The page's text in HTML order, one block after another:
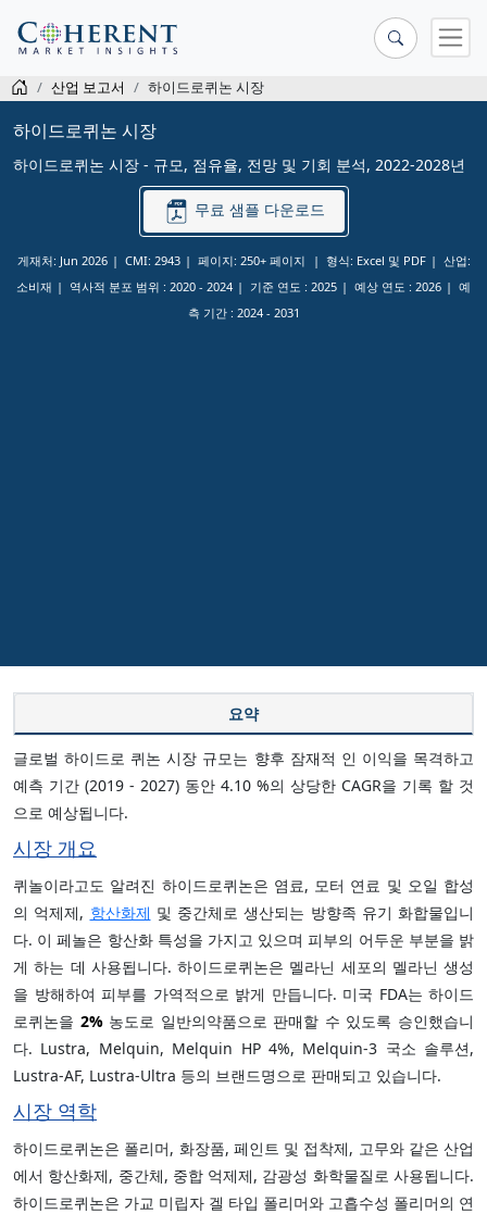
산업 보고서 하이드로퀴논 시장
하이드로퀴논 시장
하이드로퀴논 시장 - 규모, 점유율, 전망 및 기회 분석, 2022-2028년
무료 샘플 다운로드
게재처: Jun 2026 CMI: 2943 페이지: 250+ 페이지 형식: Excel 및 PDF
산업:
소비재
역사적 분포 범위 : 2020 - 2024 기준 연도 : 2025 예상 연도 : 2026
예
측 기간 : 2024 - 2031
요약
글로벌 하이드로 퀴논 시장 규모는 향후 잠재적 인 이익을 목격하고
예측 기간 (2019 - 2027) 동안 4.10 %의 상당한 CAGR을 기록 할 것
으로 예상됩니다.
시장 개요
퀴놀이라고도 알려진 하이드로퀴논은 염료, 모터 연료 및 오일 합성
의 억제제, 항산화제 및 중간체로 생산되는 방향족 유기 화합물입니
다. 이 페놀은 항산화 특성을 가지고 있으며 피부의 어두운 부분을 밝
게 하는 데 사용됩니다. 하이드로퀴논은 멜라닌 세포의 멜라닌 생성
을 방해하여 피부를 가역적으로 밝게 만듭니다. 미국 FDA는 하이드
로퀴논을 2%농도로 일반의약품으로 판매할 수 있도록 승인했습니
다. Lustra, Melquin, Melquin HP 4%, Melquin-3 국소 솔루션,
Lustra-AF, Lustra-Ultra 등의 브랜드명으로 판매되고 있습니다.
시장 역학
하이드로퀴논은 폴리머, 화장품, 페인트 및 접착제, 고무와 같은 산업
에서 항산화제, 중간체, 중합 억제제, 감광성 화학물질로 사용됩니다.
하이드로퀴논은 가교 미립자 겔 타입 폴리머와 고흡수성 폴리머의 연